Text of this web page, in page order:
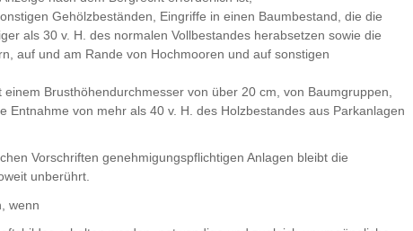
Gehölzbeständen, Eingriffe in einen Baumbestand, die die
als 30 v. H. des normalen Vollbestandes herabsetzen sowie die
auf und am Rande von Hochmooren und auf sonstigen
Brusthöhendurchmesser von über 20 cm, von Baumgruppen,
Entnahme von mehr als 40 v. H. des Holzbestandes aus Parkanlagen
Vorschriften genehmigungspflichtigen Anlagen bleibt die
unberührt.
wenn